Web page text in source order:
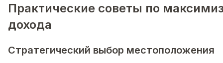
Практические советы по
дохода
Стратегический выбор местоположения